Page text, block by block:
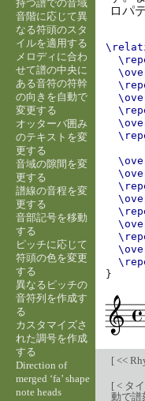
ロパ
}
[<<
[< タ
動で譜
持つ譜での音域
音階に応じて異
なる符頭のスタ
イルを適用する
メロディに合わ
せて譜の中央に
ある音符の符幹
の向きを自動で
変更する
オッターバ囲み
のテキストを変
更する
音域の隙間を変
更する
譜線の音程を変
更する
音部記号を移動
する
ピッチに応じて
符頭の色を変更
する
異なるピッチの
音符列を作成す
る
カスタマイズさ
れた調号を作成
する
Direction of
merged ‘fa’ shape
note heads